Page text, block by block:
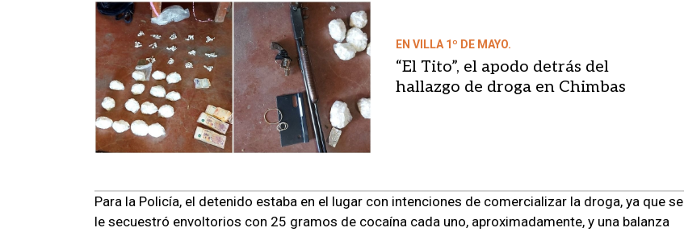
EN VILLA 1º DE MAYO.
“El Tito”, el apodo detrás del
hallazgo de droga en Chimbas
Para la Policía, el detenido estaba en el lugar con intenciones de comercializar la droga, ya que se
le secuestró envoltorios con 25 gramos de cocaína cada uno, aproximadamente, y una balanza